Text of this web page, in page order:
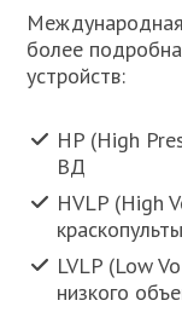
Международная
более
устройств:
HP (High
ВД
HVLP (High
LVLP (Low
низкого